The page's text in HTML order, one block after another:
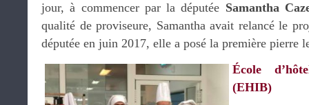
jour, à commencer par la députée Samantha
qualité de proviseure, Samantha avait relancé le
députée en juin 2017, elle a posé la première pierre
École
(EHIB)